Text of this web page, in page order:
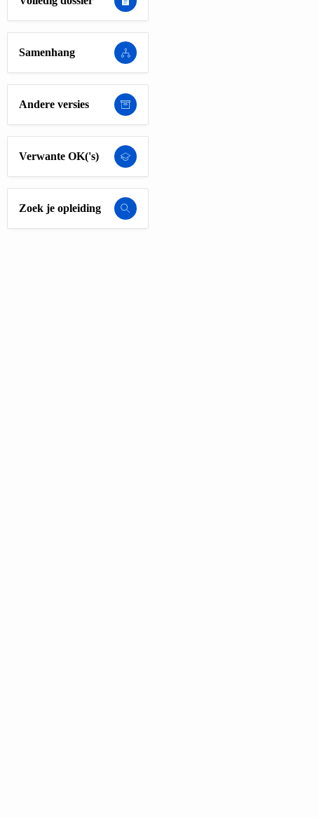
Samenhang
Andere versies
Verwante OK('s)
Zoek je opleiding